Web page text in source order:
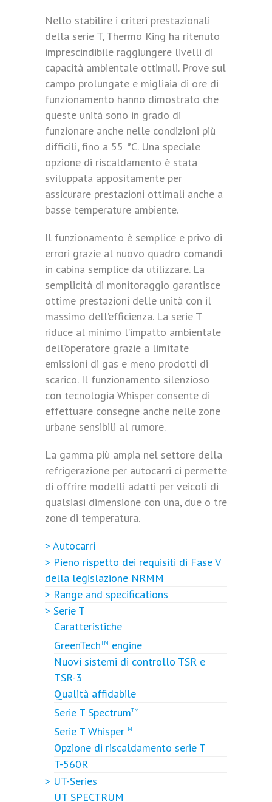
Nello stabilire i criteri prestazionali
della serie T, Thermo King ha ritenuto
imprescindibile raggiungere livelli di
capacità ambientale ottimali. Prove sul
campo prolungate e migliaia di ore di
funzionamento hanno dimostrato che
queste unità sono in grado di
funzionare anche nelle condizioni più
difficili, fino a 55 °C. Una speciale
opzione di riscaldamento è stata
sviluppata appositamente per
assicurare prestazioni ottimali anche a
basse temperature ambiente.
Il funzionamento è semplice e privo di
errori grazie al nuovo quadro comandi
in cabina semplice da utilizzare. La
semplicità di monitoraggio garantisce
ottime prestazioni delle unità con il
massimo dell’efficienza. La serie T
riduce al minimo l’impatto ambientale
dell’operatore grazie a limitate
emissioni di gas e meno prodotti di
scarico. Il funzionamento silenzioso
con tecnologia Whisper consente di
effettuare consegne anche nelle zone
urbane sensibili al rumore.
La gamma più ampia nel settore della
refrigerazione per autocarri ci permette
di offrire modelli adatti per veicoli di
qualsiasi dimensione con una, due o tre
zone di temperatura.
> Autocarri
> Pieno rispetto dei requisiti di Fase V
della legislazione NRMM
> Range and specifications
> Serie T
Caratteristiche
GreenTechTM
engine
Nuovi sistemi di controllo TSR e
TSR-3
Qualità affidabile
Serie T SpectrumTM
Serie T WhisperTM
Opzione di riscaldamento serie T
T-560R
> UT-Series
UT SPECTRUM